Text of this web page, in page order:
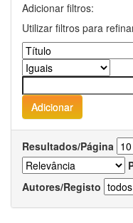
Adicionar filtros:
Utilizar filtros para
Resultados/Página
Autores/Registo